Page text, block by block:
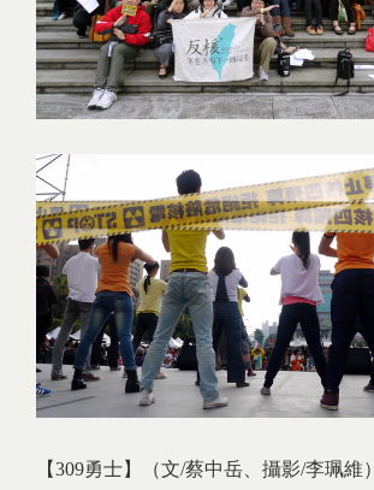
【309勇士】 （文/蔡中岳、攝影/李珮維）